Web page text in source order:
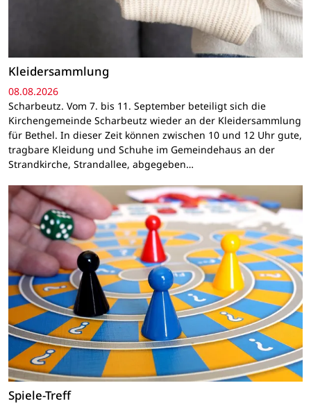
Kleidersammlung
08.08.2026
Scharbeutz. Vom 7. bis 11. September beteiligt sich die
Kirchengemeinde Scharbeutz wieder an der Kleidersammlung
für Bethel. In dieser Zeit können zwischen 10 und 12 Uhr gute,
tragbare Kleidung und Schuhe im Gemeindehaus an der
Strandkirche, Strandallee, abgegeben…
Spiele-Treff